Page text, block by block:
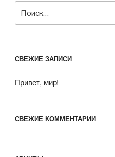
СВЕЖИЕ ЗАПИСИ
Привет, мир!
СВЕЖИЕ КОММЕНТАРИИ